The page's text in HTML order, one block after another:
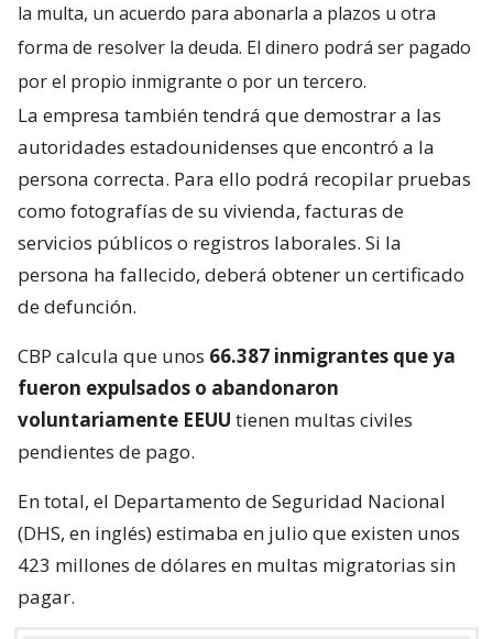
la multa, un acuerdo para abonarla a plazos u otra
forma de resolver la deuda. El dinero podrá ser pagado
por el propio inmigrante o por un tercero.
La empresa también tendrá que demostrar a las
autoridades estadounidenses que encontró a la
persona correcta. Para ello podrá recopilar pruebas
como fotografías de su vivienda, facturas de
servicios públicos o registros laborales. Si la
persona ha fallecido, deberá obtener un certificado
de defunción.
CBP calcula que unos 66.387 inmigrantes que ya
fueron expulsados o abandonaron
voluntariamente EEUU tienen multas civiles
pendientes de pago.
En total, el Departamento de Seguridad Nacional
(DHS, en inglés) estimaba en julio que existen unos
423 millones de dólares en multas migratorias sin
pagar.